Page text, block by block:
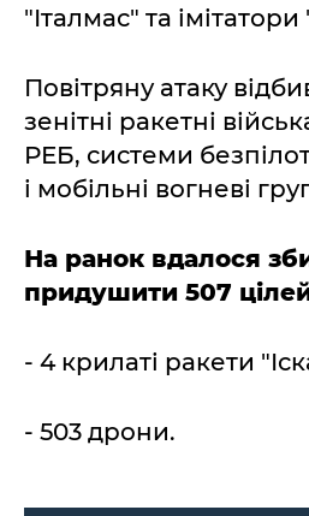
"Італмас" та
Повітряну атаку
зенітні ракетні
РЕБ, системи
і мобільні вогневі
На ранок вдалося
придушити 507
- 4 крилаті ракети
- 503 дрони.